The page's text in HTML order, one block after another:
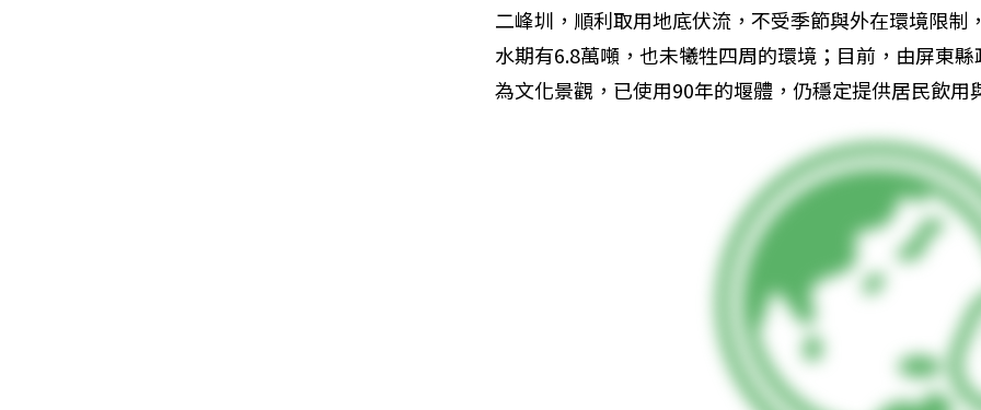
二峰圳，順利取用地底伏流，不受季節與外在環境限制
水期有6.8萬噸，也未犧牲四周的環境；目前，由屏東
為文化景觀，已使用90年的堰體，仍穩定提供居民飲用